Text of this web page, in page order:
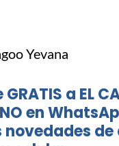
a EL
en
de